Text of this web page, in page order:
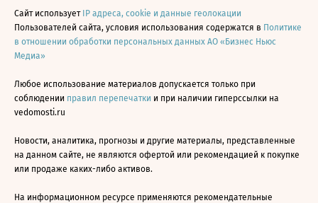
Сайт использует IP адреса, cookie и данные геолокации
Пользователей сайта, условия использования содержатся в Политике
в отношении обработки персональных данных АО «Бизнес Ньюс
Медиа»
Любое использование материалов допускается только при
соблюдении правил перепечатки и при наличии гиперссылки на
vedomosti.ru
Новости, аналитика, прогнозы и другие материалы, представленные
на данном сайте, не являются офертой или рекомендацией к покупке
или продаже каких-либо активов.
На информационном ресурсе применяются рекомендательные